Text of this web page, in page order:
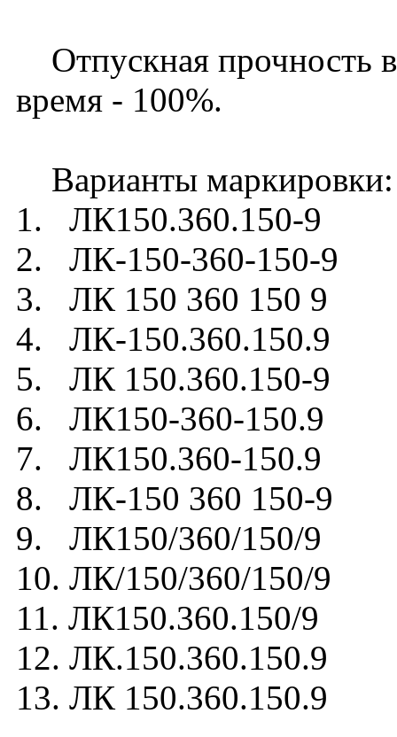
Отпускная прочность
время - 100%.
Варианты маркировки:
1. ЛК150.360.150-9
2. ЛК-150-360-150-9
3. ЛК 150 360 150 9
4. ЛК-150.360.150.9
5. ЛК 150.360.150-9
6. ЛК150-360-150.9
7. ЛК150.360-150.9
8. ЛК-150 360 150-9
9. ЛК150/360/150/9
10. ЛК/150/360/150/9
11. ЛК150.360.150/9
12. ЛК.150.360.150.9
13. ЛК 150.360.150.9